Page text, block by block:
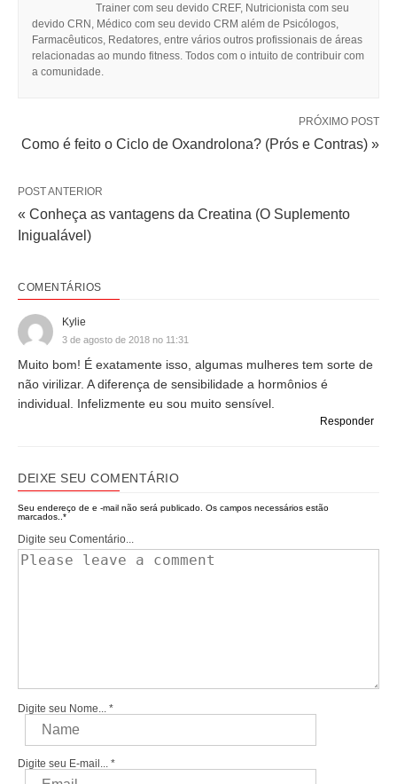
Trainer com seu devido CREF, Nutricionista com seu
devido CRN, Médico com seu devido CRM além de Psicólogos,
Farmacêuticos, Redatores, entre vários outros profissionais de áreas
relacionadas ao mundo fitness. Todos com o intuito de contribuir com
a comunidade.
PRÓXIMO POST
Como é feito o Ciclo de Oxandrolona? (Prós e Contras) »
POST ANTERIOR
« Conheça as vantagens da Creatina (O Suplemento
Inigualável)
COMENTÁRIOS
Kylie
3 de agosto de 2018 no 11:31
Muito bom! É exatamente isso, algumas mulheres tem sorte de
não virilizar. A diferença de sensibilidade a hormônios é
individual. Infelizmente eu sou muito sensível.
Responder
DEIXE SEU COMENTÁRIO
Seu endereço de e -mail não será publicado. Os campos necessários estão
marcados.. *
Digite seu Comentário...
Digite seu Nome... *
Digite seu E-mail... *